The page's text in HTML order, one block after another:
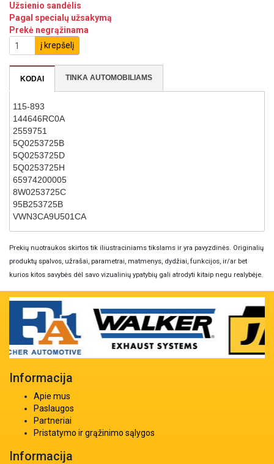
Užsienio sandėlis
Pagal specialų užsakymą
Prekė negrąžinama
į krepšelį
KODAI TINKA AUTOMOBILIAMS
115-893
144646RC0A
2559751
5Q0253725B
5Q0253725D
5Q0253725H
65974200005
8W0253725C
95B253725B
VWN3CA9U501CA
Prekių nuotraukos skirtos tik iliustraciniams tikslams ir yra pavyzdinės. Originalių
produktų spalvos, užrašai, parametrai, matmenys, dydžiai, funkcijos, ir/ar bet
kurios kitos savybės dėl savo vizualinių ypatybių gali atrodyti kitaip negu realybėje.
Informacija
Apie mus
Paslaugos
Partneriai
Pristatymo ir grąžinimo sąlygos
Informacija